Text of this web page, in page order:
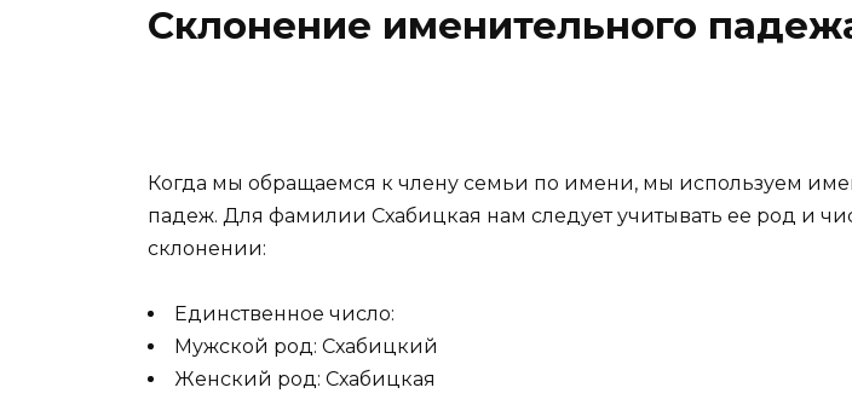
Склонение именительного
Когда мы обращаемся к члену семьи по имени, мы используем
падеж. Для фамилии Схабицкая нам следует учитывать ее род и
склонении:
Единственное число:
Мужской род: Схабицкий
Женский род: Схабицкая